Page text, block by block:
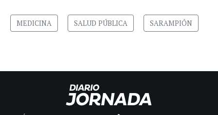
MEDICINA SALUD PÚBLICA SARAMPIÓN